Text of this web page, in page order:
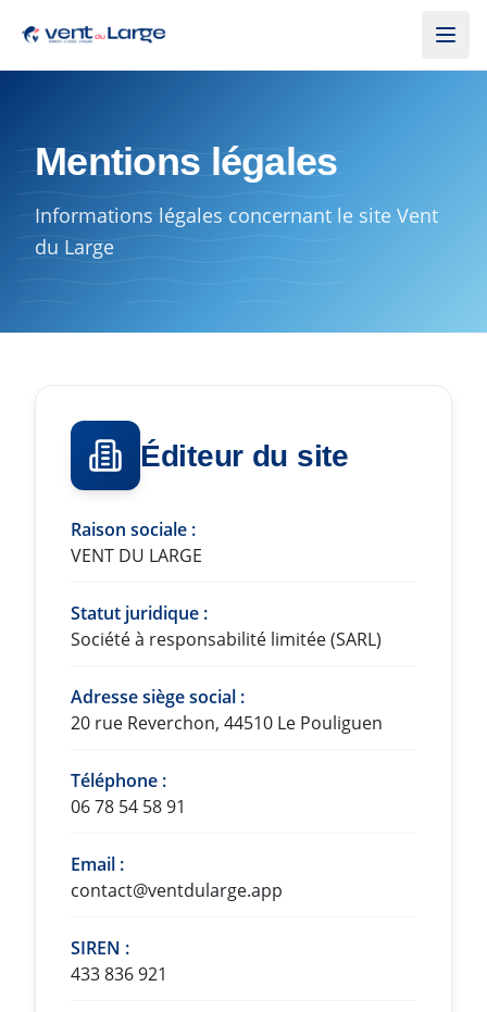
Mentions légales
Informations légales concernant le site Vent
du Large
Éditeur du site
Raison sociale :
VENT DU LARGE
Statut juridique :
Société à responsabilité limitée (SARL)
Adresse siège social :
20 rue Reverchon, 44510 Le Pouliguen
Téléphone :
06 78 54 58 91
Email :
contact@ventdularge.app
SIREN :
433 836 921